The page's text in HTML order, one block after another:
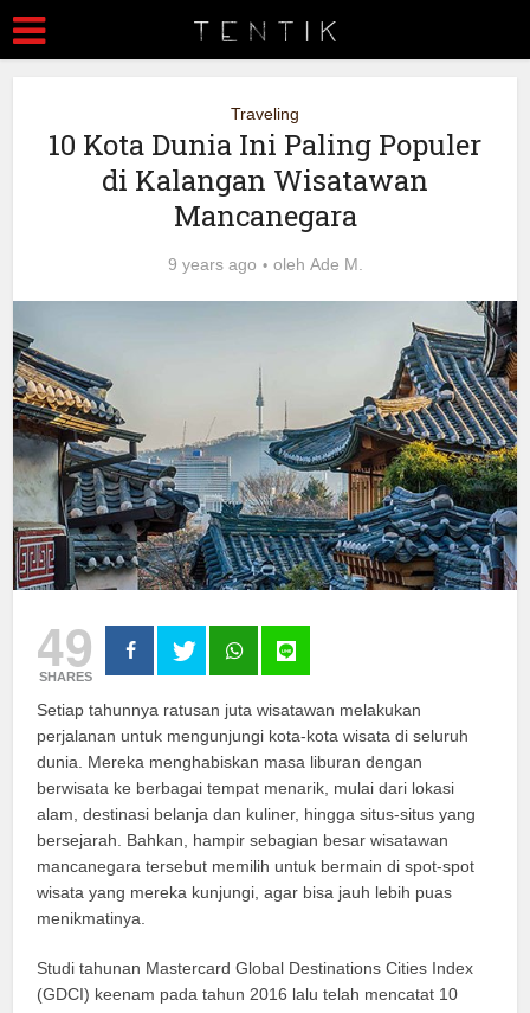
Traveling
10 Kota Dunia Ini Paling Populer
di Kalangan Wisatawan
Mancanegara
9 years ago oleh Ade M.
49
SHARES
Setiap tahunnya ratusan juta wisatawan melakukan
perjalanan untuk mengunjungi kota-kota wisata di seluruh
dunia. Mereka menghabiskan masa liburan dengan
berwisata ke berbagai tempat menarik, mulai dari lokasi
alam, destinasi belanja dan kuliner, hingga situs-situs yang
bersejarah. Bahkan, hampir sebagian besar wisatawan
mancanegara tersebut memilih untuk bermain di spot-spot
wisata yang mereka kunjungi, agar bisa jauh lebih puas
menikmatinya.
Studi tahunan Mastercard Global Destinations Cities Index
(GDCI) keenam pada tahun 2016 lalu telah mencatat 10